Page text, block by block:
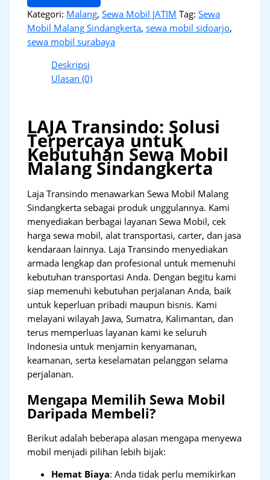
Kategori: Malang,Sewa Mobil JATIM Tag:Sewa
Mobil Malang Sindangkerta,sewa mobil sidoarjo,
sewa mobil surabaya
Deskripsi
Ulasan (0)
LAJA Transindo: Solusi
Terpercaya untuk
Kebutuhan Sewa Mobil
Malang Sindangkerta
Laja Transindo menawarkan Sewa Mobil Malang
Sindangkerta sebagai produk unggulannya. Kami
menyediakan berbagai layanan Sewa Mobil, cek
harga sewa mobil, alat transportasi, carter, dan jasa
kendaraan lainnya. Laja Transindo menyediakan
armada lengkap dan profesional untuk memenuhi
kebutuhan transportasi Anda. Dengan begitu kami
siap memenuhi kebutuhan perjalanan Anda, baik
untuk keperluan pribadi maupun bisnis. Kami
melayani wilayah Jawa, Sumatra, Kalimantan, dan
terus memperluas layanan kami ke seluruh
Indonesia untuk menjamin kenyamanan,
keamanan, serta keselamatan pelanggan selama
perjalanan.
Mengapa Memilih Sewa Mobil
Daripada Membeli?
Berikut adalah beberapa alasan mengapa menyewa
mobil menjadi pilihan lebih bijak:
Hemat Biaya: Anda tidak perlu memikirkan